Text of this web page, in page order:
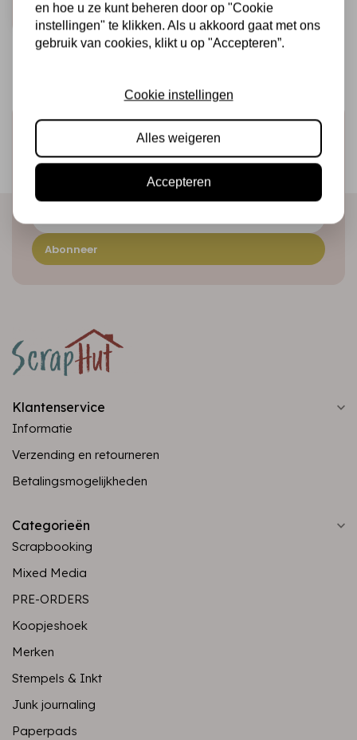
Snel toevoegen
Schrijf je in voor de nieuwsbrief
Ontvang als eerste onze actie en nieuwe producten
Abonneer
Klantenservice
Informatie
Verzending en retourneren
Betalingsmogelijkheden
Categorieën
Scrapbooking
Mixed Media
PRE-ORDERS
Koopjeshoek
Merken
Stempels & Inkt
Junk journaling
Paperpads
en hoe u ze kunt beheren door op "Cookie
instellingen" te klikken. Als u akkoord gaat met ons
gebruik van cookies, klikt u op "Accepteren”.
Cookie instellingen
Alles weigeren
Accepteren